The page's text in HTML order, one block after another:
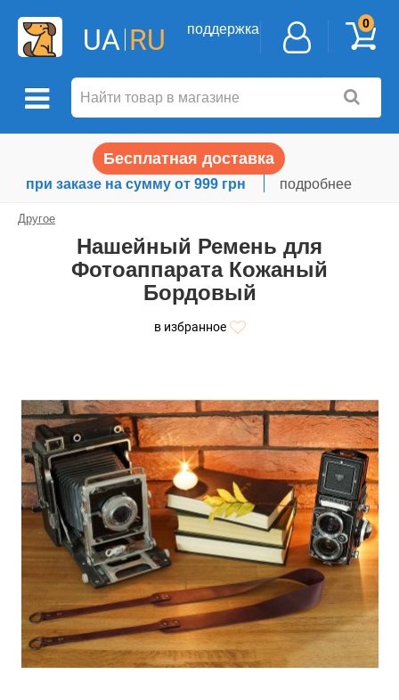
UA RU поддержка 0
Бесплатная доставка
при заказе на сумму от 999 грн подробнее
Другое
Нашейный Ремень для
Фотоаппарата Кожаный
Бордовый
в избранное